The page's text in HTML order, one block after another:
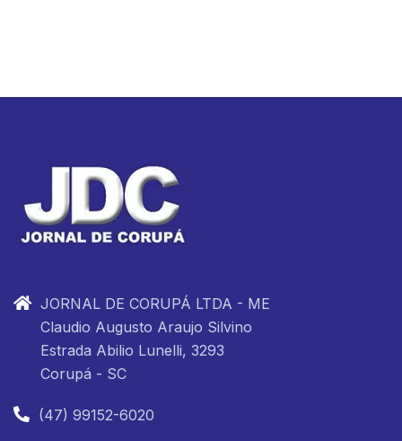
JORNAL DE CORUPÁ LTDA - ME
Claudio Augusto Araujo Silvino
Estrada Abilio Lunelli, 3293
Corupá - SC
(47) 99152-6020